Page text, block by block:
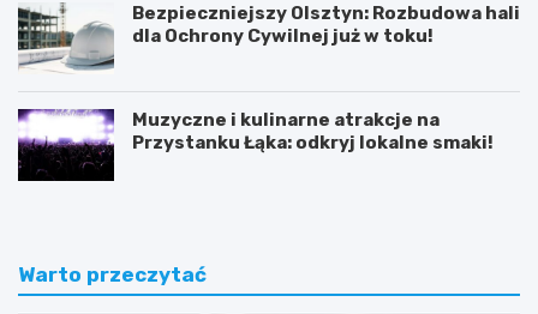
Bezpieczniejszy Olsztyn: Rozbudowa hali
dla Ochrony Cywilnej już w toku!
Muzyczne i kulinarne atrakcje na
Przystanku Łąka: odkryj lokalne smaki!
Warto przeczytać